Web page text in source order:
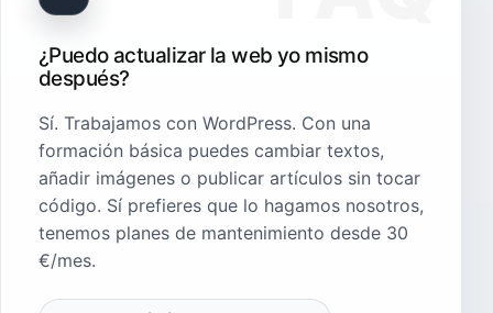
¿Puedo actualizar la web yo mismo
después?
Sí. Trabajamos con WordPress. Con una
formación básica puedes cambiar textos,
añadir imágenes o publicar artículos sin tocar
código. Sí prefieres que lo hagamos nosotros,
tenemos planes de mantenimiento desde 30
€/mes.